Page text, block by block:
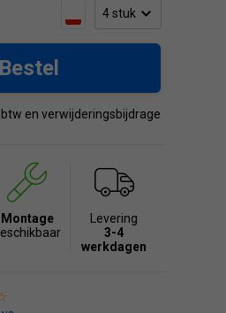
Bestel
btw en verwijderingsbijdrage
Montage
Levering
3-4
werkdagen